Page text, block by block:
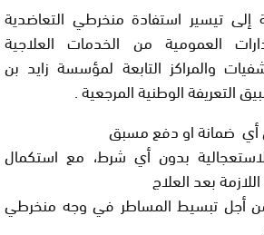
تيسير استفادة منخرطي التعاضدية
العمومية من الخدمات العلاجية
والمراكز التابعة لمؤسسة زايد بن
التعريفة الوطنية المرجعية .
أي ضمانة او دفع مسبق
بدون أي شرط، مع استكمال
اللازمة بعد العلاج
أجل تبسيط المساطر في وجه منخرطي